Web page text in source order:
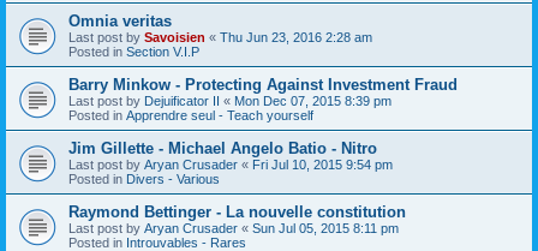
Omnia veritas
Last post by Savoisien « Thu Jun 23, 2016 2:28 am
Posted in Section V.I.P
Barry Minkow - Protecting Against Investment Fraud
Last post by Dejuificator II « Mon Dec 07, 2015 8:39 pm
Posted in Apprendre seul - Teach yourself
Jim Gillette - Michael Angelo Batio - Nitro
Last post by Aryan Crusader « Fri Jul 10, 2015 9:54 pm
Posted in Divers - Various
Raymond Bettinger - La nouvelle constitution
Last post by Aryan Crusader « Sun Jul 05, 2015 8:11 pm
Posted in Introuvables - Rares